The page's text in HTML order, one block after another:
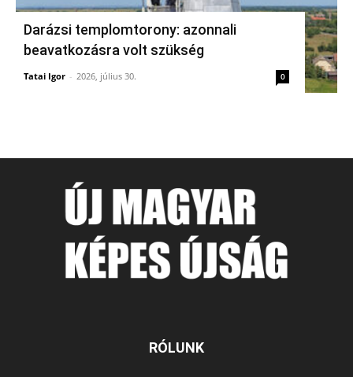
Darázsi templomtorony: azonnali
beavatkozásra volt szükség
Tatai Igor - 2026, július 30. 0
RÓLUNK